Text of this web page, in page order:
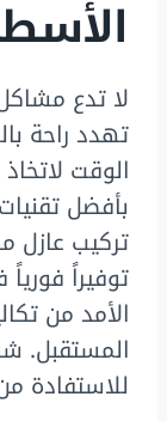
لا تدع
تهدد راحة
الوقت
بأفضل
تركيب عازل
توفيراً
الأمد من
المستقبل.
للاستفادة